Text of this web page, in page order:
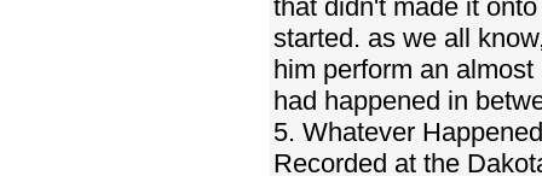
that didn't made it
started. as we all
him perform an
had happened in
5. Whatever
Recorded at the